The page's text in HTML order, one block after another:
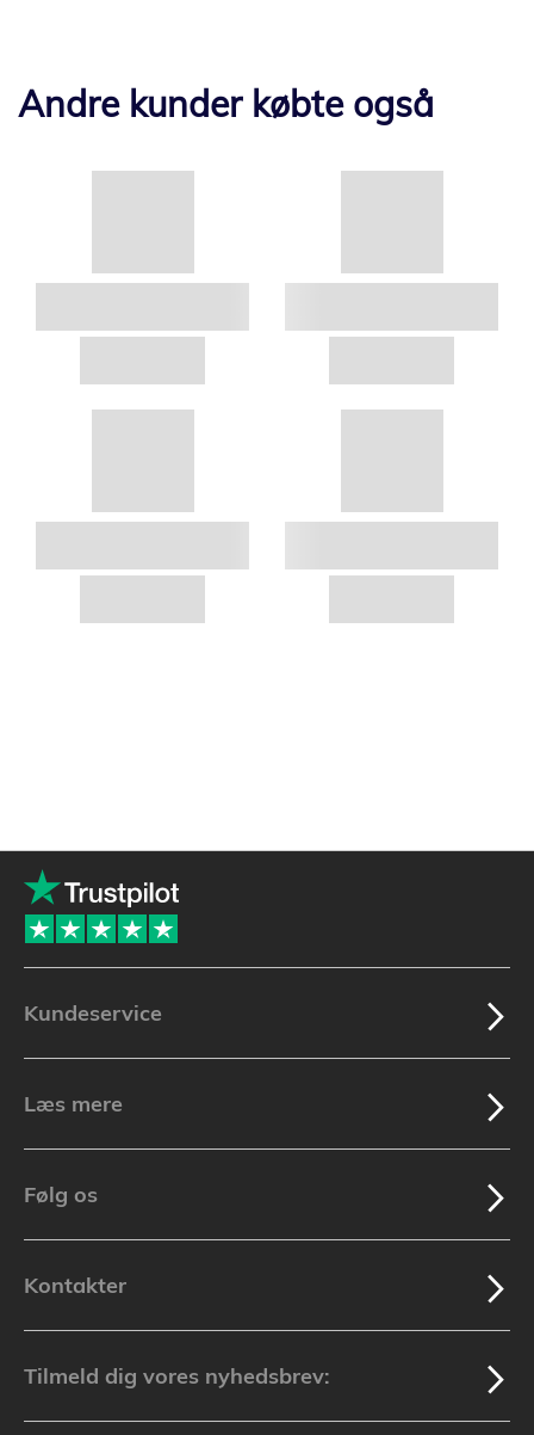
Andre kunder købte også
Kundeservice
Læs mere
Følg os
Kontakter
Tilmeld dig vores nyhedsbrev: